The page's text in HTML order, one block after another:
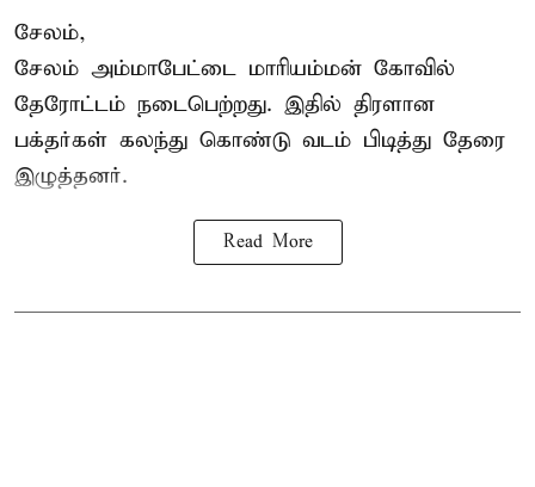
சேலம்,
சேலம் அம்மாபேட்டை மாரியம்மன் கோவில்
தேரோட்டம் நடைபெற்றது. இதில் திரளான
பக்தர்கள் கலந்து கொண்டு வடம் பிடித்து தேரை
இழுத்தனர்.
Read More